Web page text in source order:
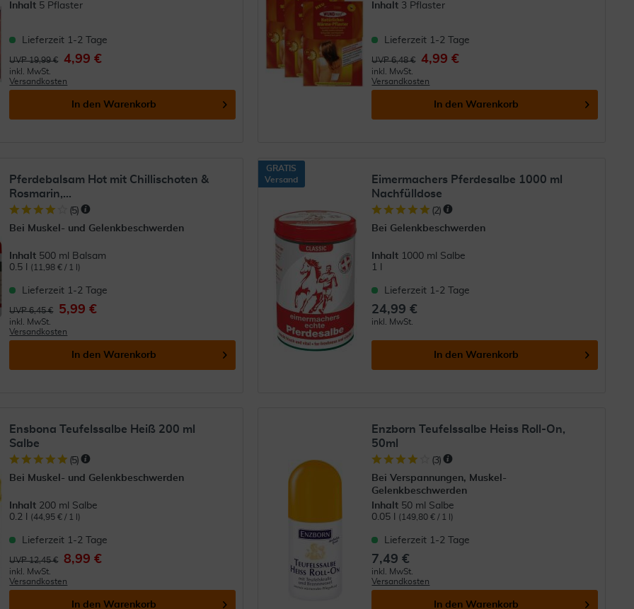
Inhalt 5 Pflaster
Lieferzeit 1-2 Tage
UVP 19,99 € 4,99 €
inkl. MwSt.
Versandkosten
In den Warenkorb
Inhalt 3 Pflaster
Lieferzeit 1-2 Tage
UVP 6,48 € 4,99 €
inkl. MwSt.
Versandkosten
In den Warenkorb
Pferdebalsam Hot mit Chillischoten &
Rosmarin,...
(5)
Bei Muskel- und Gelenkbeschwerden
Inhalt 500 ml Balsam
0.5 l
(11,98 € / 1 l)
Lieferzeit 1-2 Tage
UVP 6,45 € 5,99 €
inkl. MwSt.
Versandkosten
In den Warenkorb
GRATIS
Versand
Eimermachers Pferdesalbe 1000 ml
Nachfülldose
(2)
Bei Gelenkbeschwerden
Inhalt 1000 ml Salbe
1 l
Lieferzeit 1-2 Tage
24,99 €
inkl. MwSt.
In den Warenkorb
Ensbona Teufelssalbe Heiß 200 ml
Salbe
(5)
Bei Muskel- und Gelenkbeschwerden
Inhalt 200 ml Salbe
0.2 l
(44,95 € / 1 l)
Lieferzeit 1-2 Tage
UVP 12,45 € 8,99 €
inkl. MwSt.
Versandkosten
In den Warenkorb
Enzborn Teufelssalbe Heiss Roll-On,
50ml
(3)
Bei Verspannungen, Muskel-
Gelenkbeschwerden
Inhalt 50 ml Salbe
0.05 l
(149,80 € / 1 l)
Lieferzeit 1-2 Tage
7,49 €
inkl. MwSt.
Versandkosten
In den Warenkorb